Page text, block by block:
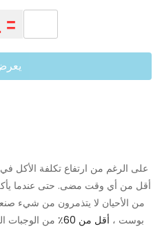
على الرغم من ارتفاع تكلفة الأكل
أقل من أي وقت مضى. حتى عندما
من الأحيان لا يتذمرون من شيء
بوست ، أقل من 60٪
من الوجبات